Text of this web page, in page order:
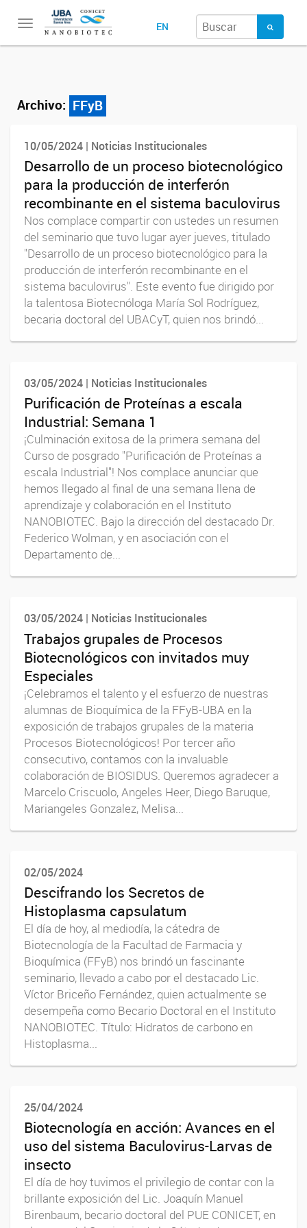
Toggle
navigation
EN
Archivo: FFyB
10/05/2024 | Noticias Institucionales
Desarrollo de un proceso biotecnológico
para la producción de interferón
recombinante en el sistema baculovirus
Nos complace compartir con ustedes un resumen
del seminario que tuvo lugar ayer jueves, titulado
"Desarrollo de un proceso biotecnológico para la
producción de interferón recombinante en el
sistema baculovirus". Este evento fue dirigido por
la talentosa Biotecnóloga María Sol Rodríguez,
becaria doctoral del UBACyT, quien nos brindó...
03/05/2024 | Noticias Institucionales
Purificación de Proteínas a escala
Industrial: Semana 1
¡Culminación exitosa de la primera semana del
Curso de posgrado "Purificación de Proteínas a
escala Industrial"! Nos complace anunciar que
hemos llegado al final de una semana llena de
aprendizaje y colaboración en el Instituto
NANOBIOTEC. Bajo la dirección del destacado Dr.
Federico Wolman, y en asociación con el
Departamento de...
03/05/2024 | Noticias Institucionales
Trabajos grupales de Procesos
Biotecnológicos con invitados muy
Especiales
¡Celebramos el talento y el esfuerzo de nuestras
alumnas de Bioquímica de la FFyB-UBA en la
exposición de trabajos grupales de la materia
Procesos Biotecnológicos! Por tercer año
consecutivo, contamos con la invaluable
colaboración de BIOSIDUS. Queremos agradecer a
Marcelo Criscuolo, Angeles Heer, Diego Baruque,
Mariangeles Gonzalez, Melisa...
02/05/2024
Descifrando los Secretos de
Histoplasma capsulatum
El día de hoy, al mediodía, la cátedra de
Biotecnología de la Facultad de Farmacia y
Bioquímica (FFyB) nos brindó un fascinante
seminario, llevado a cabo por el destacado Lic.
Víctor Briceño Fernández, quien actualmente se
desempeña como Becario Doctoral en el Instituto
NANOBIOTEC. Título: Hidratos de carbono en
Histoplasma...
25/04/2024
Biotecnología en acción: Avances en el
uso del sistema Baculovirus-Larvas de
insecto
El día de hoy tuvimos el privilegio de contar con la
brillante exposición del Lic. Joaquín Manuel
Birenbaum, becario doctoral del PUE CONICET, en